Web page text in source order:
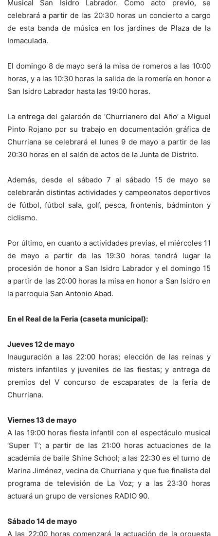
Musical San Isidro Labrador. Como acto previo, se
celebrará a partir de las 20:30 horas un concierto a cargo
de esta banda de música en los jardines de Plaza de la
Inmaculada.
El domingo 8 de mayo será la misa de romeros a las 10:00
horas, y a las 10:30 horas la salida de la romería en honor a
San Isidro Labrador hasta las 19:00 horas.
La entrega del galardón de ‘Churrianero del Año’ a Miguel
Pinto Rojano por su trabajo en documentación gráfica de
Churriana se celebrará el lunes 9 de mayo a partir de las
20:30 horas en el salón de actos de la Junta de Distrito.
Además, desde el sábado 7 al sábado 15 de mayo se
celebrarán distintas actividades y campeonatos deportivos
de fútbol, fútbol sala, golf, pesca, frontenis, bádminton y
ciclismo.
Por último, en cuanto a actividades previas, el miércoles 11
de mayo a partir de las 19:30 horas tendrá lugar la
procesión de honor a San Isidro Labrador y el domingo 15
a partir de las 20:00 horas la misa en honor a San Isidro en
la parroquia San Antonio Abad.
En el Real de la Feria (caseta municipal):
Jueves 12 de mayo
Inauguración a las 22:00 horas; elección de las reinas y
misters infantiles y juveniles de las fiestas; y entrega de
premios del V concurso de escaparates de la feria de
Churriana.
Viernes 13 de mayo
A las 19:00 horas fiesta infantil con el espectáculo musical
‘Super T’; a partir de las 21:00 horas actuaciones de la
academia de baile Shine School; a las 22:30 es el turno de
Marina Jiménez, vecina de Churriana y que fue finalista del
programa de televisión de La Voz; y a las 23:30 horas
actuará un grupo de versiones RADIO 90.
Sábado 14 de mayo
A las 22:00 horas comenzará la actuación de la orquesta